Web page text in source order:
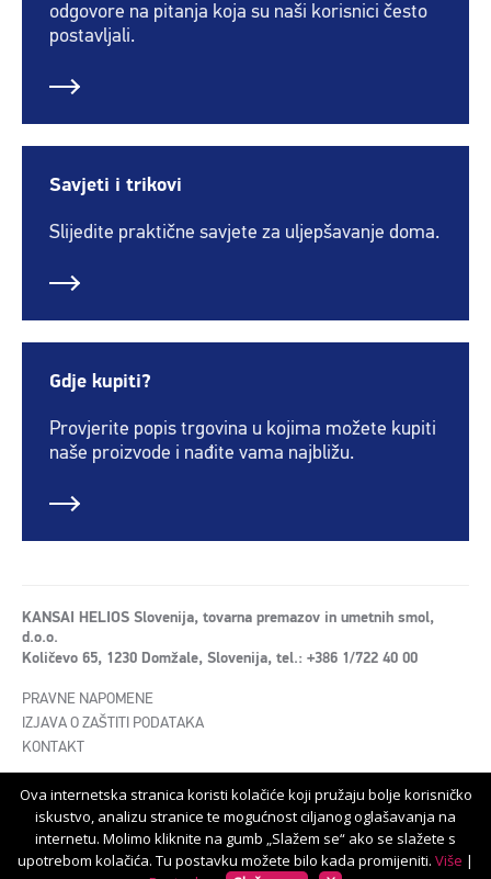
odgovore na pitanja koja su naši korisnici često
postavljali.
Savjeti i trikovi
Slijedite praktične savjete za uljepšavanje doma.
Gdje kupiti?
Provjerite popis trgovina u kojima možete kupiti
naše proizvode i nađite vama najbližu.
KANSAI HELIOS Slovenija, tovarna premazov in umetnih smol,
d.o.o.
Količevo 65, 1230 Domžale, Slovenija, tel.: +386 1/722 40 00
PRAVNE NAPOMENE
IZJAVA O ZAŠTITI PODATAKA
KONTAKT
© KANSAI HELIOS Slovenija d.o.o. - Sva prava pridržana
Proizvodnja:Innovatif
Ova internetska stranica koristi kolačiće koji pružaju bolje korisničko
iskustvo, analizu stranice te mogućnost ciljanog oglašavanja na
internetu. Molimo kliknite na gumb „Slažem se“ ako se slažete s
upotrebom kolačića. Tu postavku možete bilo kada promijeniti. Više |